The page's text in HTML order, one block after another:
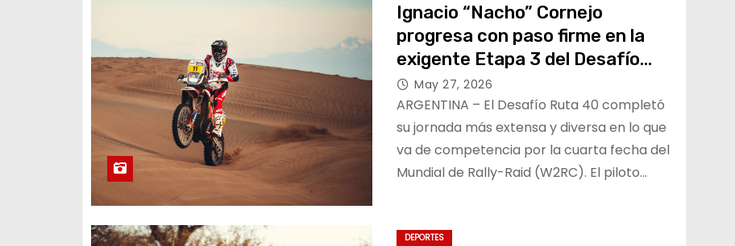
Ignacio “Nacho” Cornejo
progresa con paso firme en la
exigente Etapa 3 del Desafío
Ruta 40
May 27, 2026
ARGENTINA – El Desafío Ruta 40 completó
su jornada más extensa y diversa en lo que
va de competencia por la cuarta fecha del
Mundial de Rally-Raid (W2RC). El piloto…
DEPORTES